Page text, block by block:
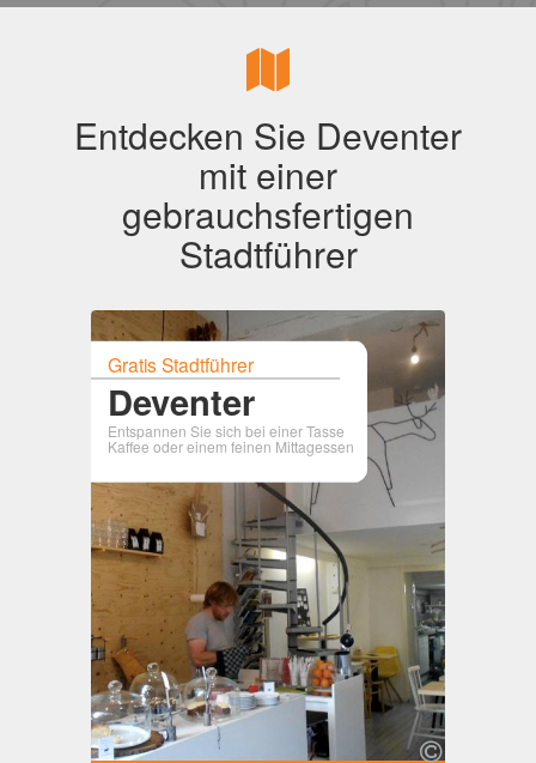
Entdecken Sie Deventer
mit einer
gebrauchsfertigen
Stadtführer
Gratis Stadtführer
Deventer
Entspannen Sie sich bei einer Tasse
Kaffee oder einem feinen Mittagessen